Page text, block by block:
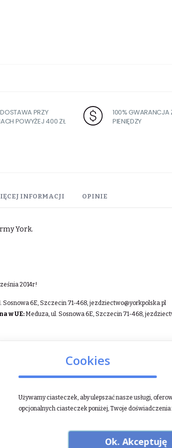
PRZY
POWYŻEJ 400 ZŁ
100% GWARANCJA
PIENIĘDZY
York.
2014r!
INFORMACJI OPINIE
Sosnowa 6E, Szczecin 71-468, jezdziectwo@yorkpolska.pl
w UE: Meduza, ul. Sosnowa 6E, Szczecin 71-468,
Cookies
Używamy ciasteczek, aby ulepszać nasze usługi,
opcjonalnych ciasteczek poniżej, Twoje
Ok. Akceptuję